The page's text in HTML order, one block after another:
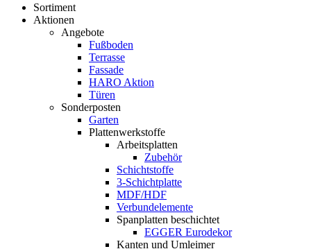
Sortiment
Aktionen
Angebote
Fußboden
Terrasse
Fassade
HARO Aktion
Türen
Sonderposten
Garten
Plattenwerkstoffe
Arbeitsplatten
Zubehör
Schichtstoffe
3-Schichtplatte
MDF/HDF
Verbundelemente
Spanplatten beschichtet
EGGER Eurodekor
Kanten und Umleimer